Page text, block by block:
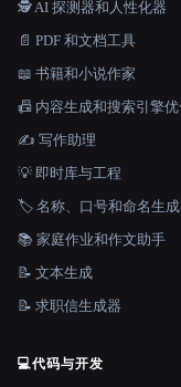
🕵️ AI 探测器和人性化器
📄 PDF 和文档工具
📖 书籍和小说作家
📠 内容生成和搜索引擎
✍️ 写作助理
💡 即时库与工程
🏷️ 名称、口号和命名生成
📚 家庭作业和作文助手
📝 文本生成
📝 求职信生成器
💻代码与开发